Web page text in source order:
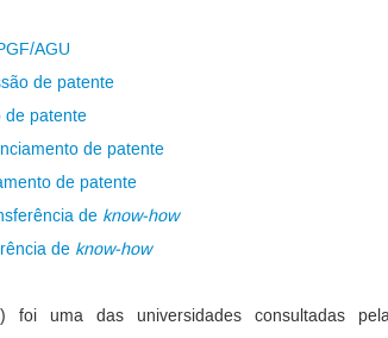
AGU
de patente
de patente
de patente
de patente
de know-how
de know-how
foi uma das universidades consultadas